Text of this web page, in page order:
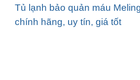
Tủ lạnh bảo quản máu
chính hãng, uy tín, giá tốt